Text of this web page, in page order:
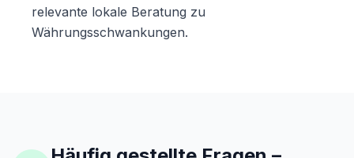
relevante lokale Beratung zu
Währungsschwankungen.